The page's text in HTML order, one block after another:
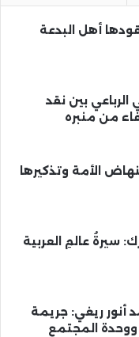
أهل البدعة
بين نقد
من منبره
الأمة وتذكيرها
سيرةُ عالمِ العربية
أنور ريغي: جريمة
المجتمع